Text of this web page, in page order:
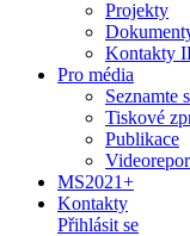
Projekty
Kontakty
Pro média
Seznamte
Tiskové
Publikace
MS2021+
Kontakty
Přihlásit se